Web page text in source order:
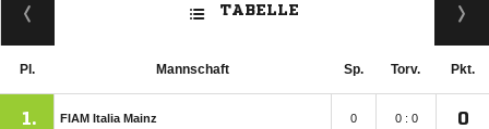
TABELLE
Pl. Mannschaft Sp. Torv. Pkt.
1. FIAM Italia Mainz 0 0 : 0 0